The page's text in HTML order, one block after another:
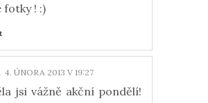
fotky ! :)
4. ÚNORA 2013 V 19:27
jsi vážně akční pondělí!